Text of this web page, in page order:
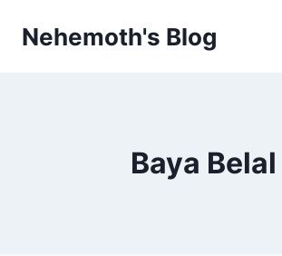
Nehemoth's Blog
Baya Belal